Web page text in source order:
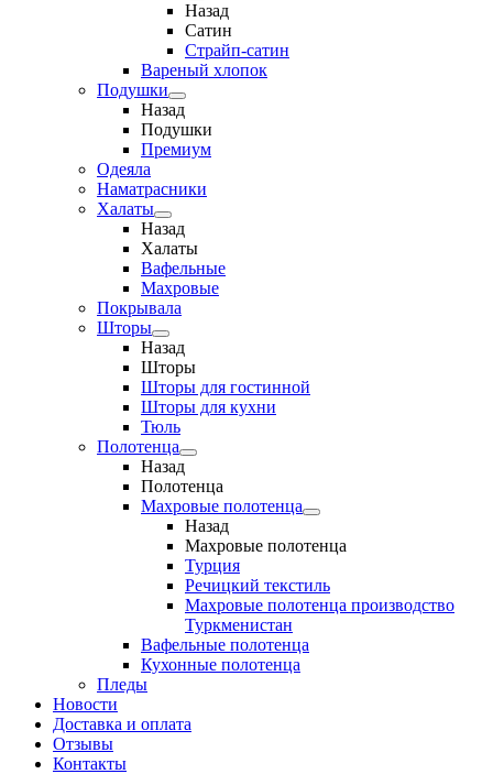
Назад
Сатин
Страйп-сатин
Вареный хлопок
Подушки
Назад
Подушки
Премиум
Одеяла
Наматрасники
Халаты
Назад
Халаты
Вафельные
Махровые
Покрывала
Шторы
Назад
Шторы
Шторы для гостинной
Шторы для кухни
Тюль
Полотенца
Назад
Полотенца
Махровые полотенца
Назад
Махровые полотенца
Турция
Речицкий текстиль
Махровые полотенца производство
Туркменистан
Вафельные полотенца
Кухонные полотенца
Пледы
Новости
Доставка и оплата
Отзывы
Контакты